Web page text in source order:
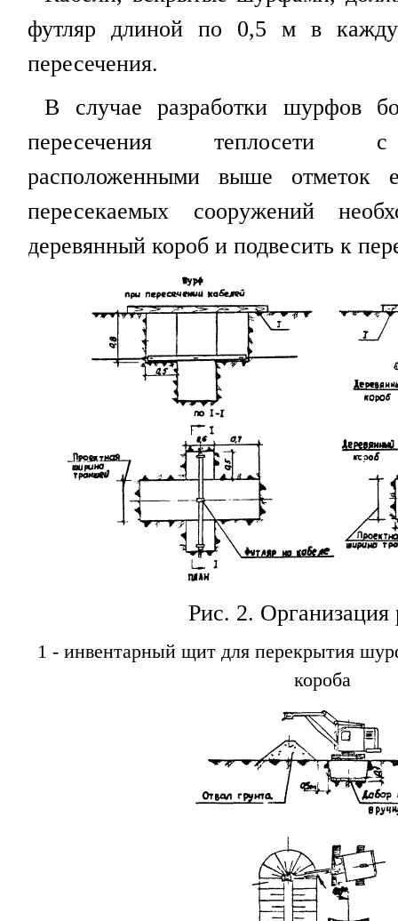
футляр длиной по 0,5 м в
пересечения.
В случае разработки шурфов
пересечения теплосети с
расположенными выше отметок
пересекаемых сооружений
деревянный короб и подвесить к
Рис. 2. Организация
1 - инвентарный щит для перекрытия
короба